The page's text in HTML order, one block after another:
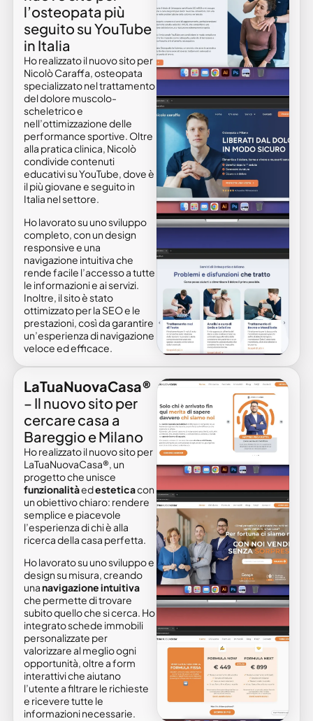
l’osteopata più
seguito su YouTube
in Italia
Ho realizzato il nuovo sito per
Nicolò Caraffa, osteopata
specializzato nel trattamento
del dolore muscolo-
scheletrico e
nell’ottimizzazione delle
performance sportive. Oltre
alla pratica clinica, Nicolò
condivide contenuti
educativi su YouTube, dove è
il più giovane e seguito in
Italia nel settore.
Ho lavorato su uno sviluppo
completo, con un design
responsive e una
navigazione intuitiva che
rende facile l’accesso a tutte
le informazioni e ai servizi.
Inoltre, il sito è stato
ottimizzato per la SEO e le
prestazioni, così da garantire
un’esperienza di navigazione
veloce ed efficace.
LaTuaNuovaCasa®
– Il nuovo sito per
cercare casa a
Bareggio e Milano
Ho realizzato il nuovo sito per
LaTuaNuovaCasa®, un
progetto che unisce
funzionalitàedesteticacon
un obiettivo chiaro: rendere
semplice e piacevole
l’esperienza di chi è alla
ricerca della casa perfetta.
Ho lavorato su uno sviluppo e
design su misura, creando
unanavigazione intuitiva
che permette di trovare
subito quello che si cerca. Ho
integrato schede immobili
personalizzate per
valorizzare al meglio ogni
opportunità, oltre a form
interattivi che aiutano
l’utente a filtrare le richieste
e ricevere tutte le
informazioni necessarie.